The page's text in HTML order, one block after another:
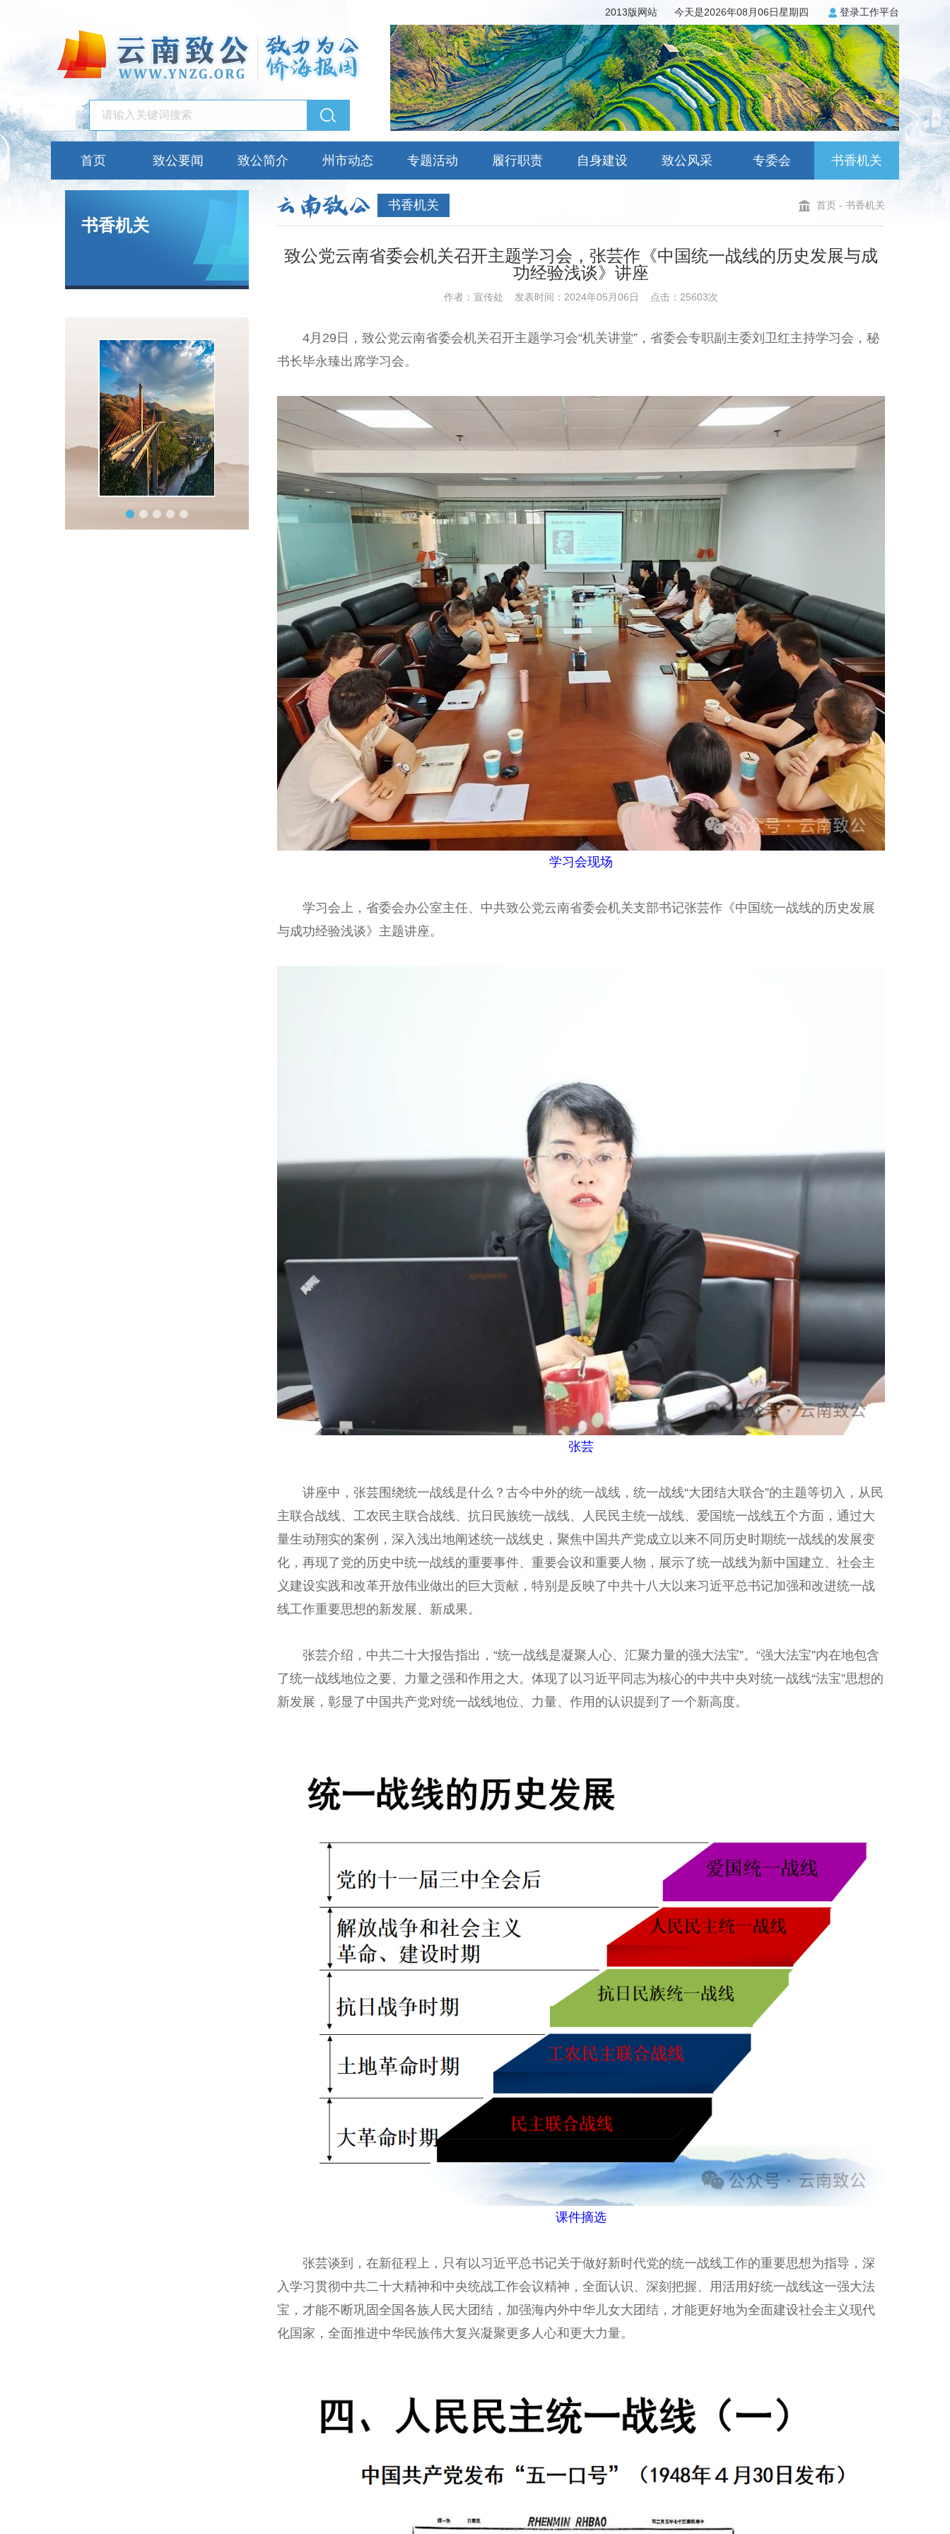
2013版网站 今天是2026年08月06日星期四 登录工作平台
首页 致公要闻 致公简介 州市动态 专题活动 履行职责 自身建设 致公风采 专委会 书香机关
书香机关
书香机关 首页 - 书香机关
致公党云南省委会机关召开主题学习会，张芸作《中国统一战线的历史发展与成
功经验浅谈》讲座
作者：宣传处 发表时间：2024年05月06日 点击：25603次
4月29日，致公党云南省委会机关召开主题学习会“机关讲堂”，省委会专职副主委刘卫红主持学习会，秘
书长毕永臻出席学习会。
学习会现场
学习会上，省委会办公室主任、中共致公党云南省委会机关支部书记张芸作《中国统一战线的历史发展
与成功经验浅谈》主题讲座。
张芸
讲座中，张芸围绕统一战线是什么？古今中外的统一战线，统一战线“大团结大联合”的主题等切入，从民
主联合战线、工农民主联合战线、抗日民族统一战线、人民民主统一战线、爱国统一战线五个方面，通过大
量生动翔实的案例，深入浅出地阐述统一战线史，聚焦中国共产党成立以来不同历史时期统一战线的发展变
化，再现了党的历史中统一战线的重要事件、重要会议和重要人物，展示了统一战线为新中国建立、社会主
义建设实践和改革开放伟业做出的巨大贡献，特别是反映了中共十八大以来习近平总书记加强和改进统一战
线工作重要思想的新发展、新成果。
张芸介绍，中共二十大报告指出，“统一战线是凝聚人心、汇聚力量的强大法宝”。“强大法宝”内在地包含
了统一战线地位之要、力量之强和作用之大。体现了以习近平同志为核心的中共中央对统一战线“法宝”思想的
新发展，彰显了中国共产党对统一战线地位、力量、作用的认识提到了一个新高度。
课件摘选
张芸谈到，在新征程上，只有以习近平总书记关于做好新时代党的统一战线工作的重要思想为指导，深
入学习贯彻中共二十大精神和中央统战工作会议精神，全面认识、深刻把握、用活用好统一战线这一强大法
宝，才能不断巩固全国各族人民大团结，加强海内外中华儿女大团结，才能更好地为全面建设社会主义现代
化国家，全面推进中华民族伟大复兴凝聚更多人心和更大力量。